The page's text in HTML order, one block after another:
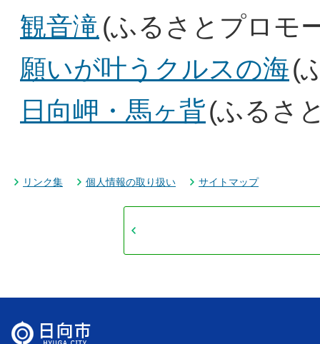
観音滝 (ふるさとプロモ
願いが叶うクルスの海(
日向岬・馬ヶ背(ふるさ
リンク集 個人情報の取り扱い サイトマップ